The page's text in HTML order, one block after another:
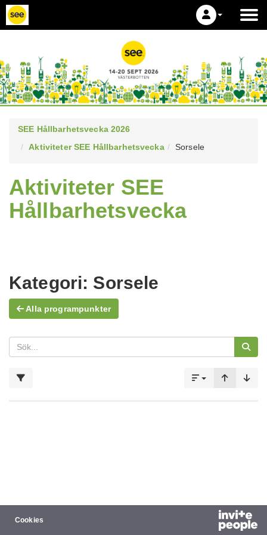
SEE Hållbarhetsvecka 2026
Aktiviteter SEE Hållbarhetsvecka
Sorsele
Aktiviteter SEE
Hållbarhetsvecka
Kategori: Sorsele
Alla programpunkter
Cookies